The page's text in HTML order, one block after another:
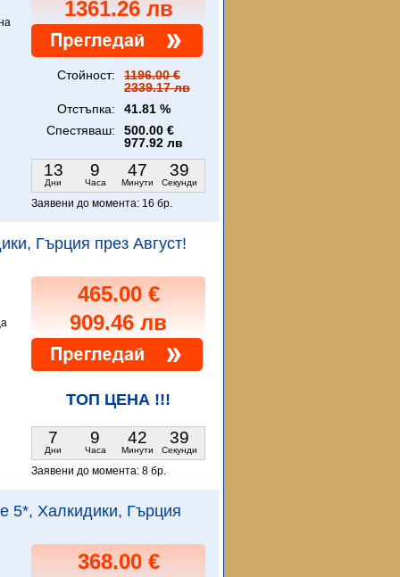
1361.26 лв
Стойност:
1196.00 €
2339.17 лв
Отстъпка:
41.81 %
Спестяваш:
500.00 €
977.92 лв
13
Дни
9
Часа
47
Минути
38
Секунди
Заявени до момента: 16 бр.
Гърция през Август!
465.00 €
909.46 лв
ТОП ЦЕНА !!!
7
Дни
9
Часа
42
Минути
38
Секунди
Заявени до момента: 8 бр.
5*, Халкидики, Гърция
368.00 €